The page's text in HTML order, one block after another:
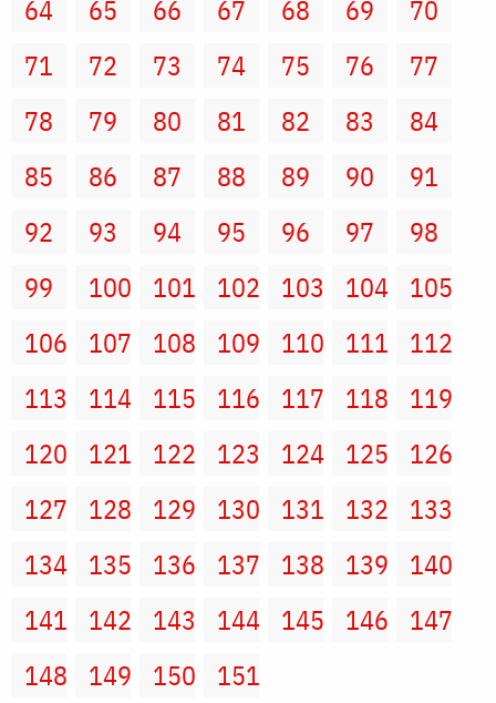
64
65 66 67 68 69
70
71
72 73 74 75 76
77
78
79 80 81 82 83
84
85
86 87 88 89 90
91
92
93 94 95 96 97
98
99
100 101 102 103 104
105
106
107 108 109 110 111
112
113
114 115 116 117 118
119
120
121 122 123 124 125
126
127
128 129 130 131 132
133
134
135 136 137 138 139
140
141
142 143 144 145 146
147
148
149 150 151